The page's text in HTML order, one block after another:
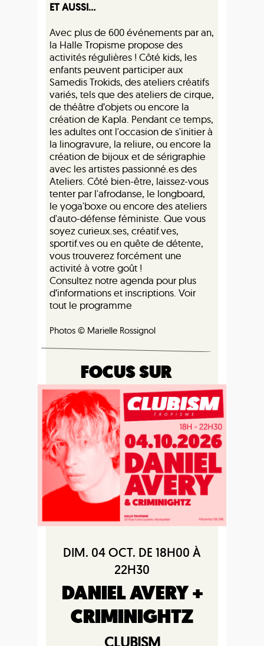
ET AUSSI...
Avec plus de 600 événements par an,
la Halle Tropisme propose des
activités régulières ! Côté kids, les
enfants peuvent participer aux
Samedis Trokids, des ateliers créatifs
variés, tels que des ateliers de cirque,
de théâtre d’objets ou encore la
création de Kapla. Pendant ce temps,
les adultes ont l'occasion de s'initier à
la linogravure, la reliure, ou encore la
création de bijoux et de sérigraphie
avec les artistes passionné.es des
Ateliers. Côté bien-être, laissez-vous
tenter par l'afrodanse, le longboard,
le yoga'boxe ou encore des ateliers
d'auto-défense féministe. Que vous
soyez curieux.ses, créatif.ves,
sportif.ves ou en quête de détente,
vous trouverez forcément une
activité à votre goût !
Consultez notre agenda pour plus
d’informations et inscriptions. Voir
tout le programme
Photos © Marielle Rossignol
FOCUS SUR
DIM. 04 OCT. DE 18H00 À
22H30
DANIEL AVERY +
CRIMINIGHTZ
CLUBISM